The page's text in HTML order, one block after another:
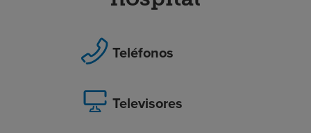
Teléfonos
Televisores